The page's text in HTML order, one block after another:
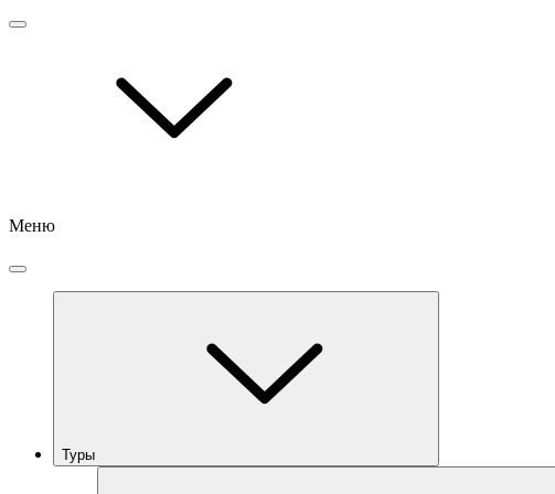
Меню
Туры